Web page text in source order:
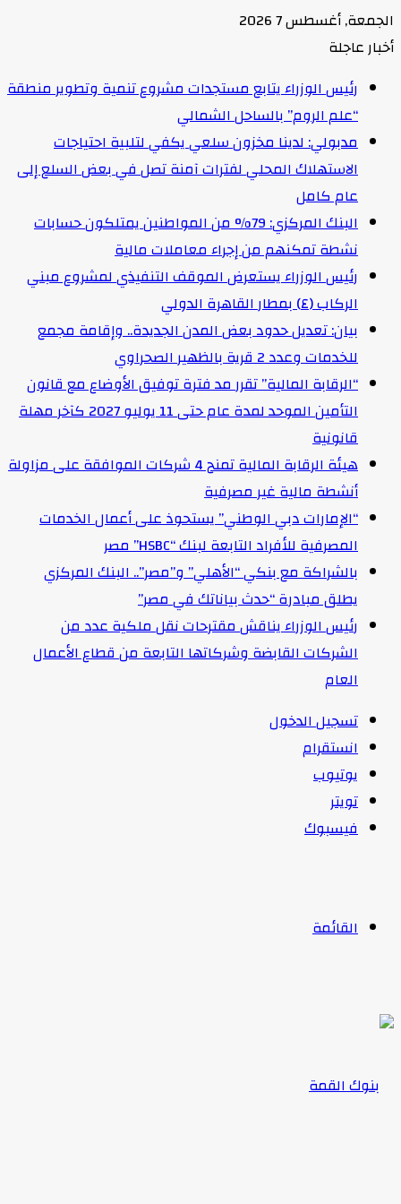
الجمعة, أغسطس 7 2026
أخبار عاجلة
رئيس الوزراء يتابع مستجدات مشروع تنمية وتطوير منطقة
“علم الروم” بالساحل الشمالي
مدبولي: لدينا مخزون سلعي يكفي لتلبية احتياجات
الاستهلاك المحلي لفترات آمنة تصل في بعض السلع إلى
عام كامل
البنك المركزي: 79% من المواطنين يمتلكون حسابات
نشطة تمكنهم من إجراء معاملات مالية
رئيس الوزراء يستعرض الموقف التنفيذي لمشروع مبني
الركاب (٤) بمطار القاهرة الدولي
بيان: تعديل حدود بعض المدن الجديدة.. وإقامة مجمع
للخدمات وعدد 2 قرية بالظهير الصحراوي
“الرقابة المالية” تقرر مد فترة توفيق الأوضاع مع قانون
التأمين الموحد لمدة عام حتى 11 يوليو 2027 كآخر مهلة
قانونية
هيئة الرقابة المالية تمنح 4 شركات الموافقة على مزاولة
أنشطة مالية غير مصرفية
“الإمارات دبي الوطني” يستحوذ على أعمال الخدمات
المصرفية للأفراد التابعة لبنك “HSBC” مصر
بالشراكة مع بنكي “الأهلي” و”مصر”.. البنك المركزي
يطلق مبادرة “حدث بياناتك في مصر”
رئيس الوزراء يناقش مقترحات نقل ملكية عدد من
الشركات القابضة وشركاتها التابعة من قطاع الأعمال
العام
تسجيل الدخول
انستقرام
يوتيوب
تويتر
فيسبوك
القائمة